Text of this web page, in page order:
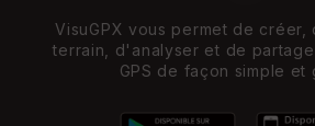
VisuGPX vous permet de créer,
terrain, d'analyser et de
GPS de façon simple et